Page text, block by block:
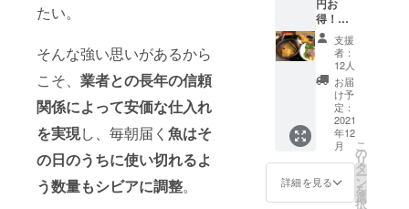
たい。
そんな強い思いがあるから
こそ、 業者との長年の信頼
関係によって安価な仕入れ
を実現し、毎朝届く 魚はそ
の日のうちに使い切れるよ
う数量もシビアに調整。
お知ら
せくだ
さい。
・ご
予約の
キャン
セルに
つきま
して
は、ご
来店日
から前
日の18
す。
※当店の
ランチ
ニュー
をどれ
でもご
注文い
ただけ
ます。
※複数
回に分
けての
得！】
ランチ
専用お
食事券
×11枚
1. ラン
チ専用
11,000
円分 お
食事券
※ ラ
ンチ専
用
支援
者：
12人
お届
け予
定：
2021
年12
月
詳細を見る
こ
の
リ
タ
ー
ン
を
選
択